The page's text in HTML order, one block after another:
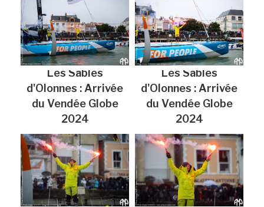
Les Sables
d'Olonnes : Arrivée
du Vendée Globe
2024
Les Sables
d'Olonnes : Arrivée
du Vendée Globe
2024